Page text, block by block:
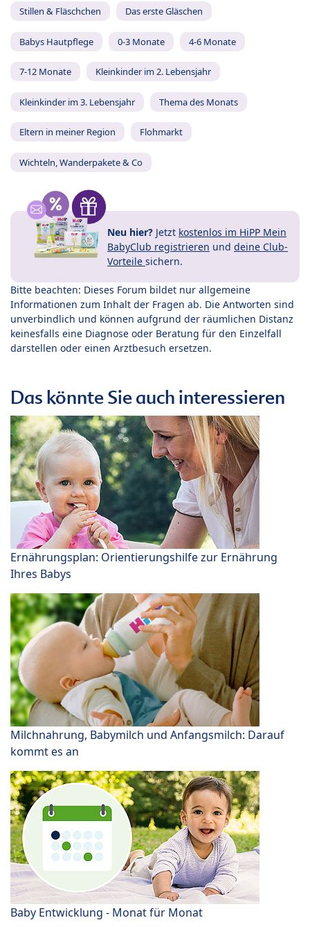
Stillen & Fläschchen Das erste Gläschen
Babys Hautpflege 0-3 Monate 4-6 Monate
7-12 Monate Kleinkinder im 2. Lebensjahr
Kleinkinder im 3. Lebensjahr Thema des Monats
Eltern in meiner Region Flohmarkt
Wichteln, Wanderpakete & Co
Neu hier? Jetzt kostenlos im HiPP Mein
BabyClub registrieren und deine Club-
Vorteile sichern.
Bitte beachten: Dieses Forum bildet nur allgemeine
Informationen zum Inhalt der Fragen ab. Die Antworten sind
unverbindlich und können aufgrund der räumlichen Distanz
keinesfalls eine Diagnose oder Beratung für den Einzelfall
darstellen oder einen Arztbesuch ersetzen.
Das könnte Sie auch interessieren
Ernährungsplan: Orientierungshilfe zur Ernährung
Ihres Babys
Milchnahrung, Babymilch und Anfangsmilch: Darauf
kommt es an
Baby Entwicklung - Monat für Monat